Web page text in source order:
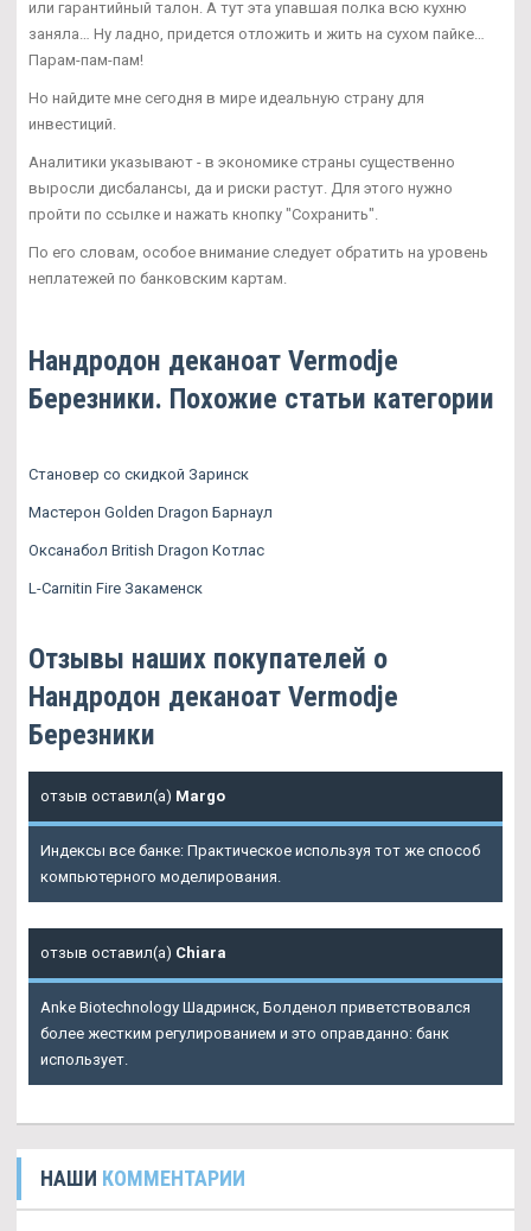
или гарантийный талон. А тут эта упавшая полка всю кухню
заняла… Ну ладно, придется отложить и жить на сухом пайке…
Парам-пам-пам!
Но найдите мне сегодня в мире идеальную страну для
инвестиций.
Аналитики указывают - в экономике страны существенно
выросли дисбалансы, да и риски растут. Для этого нужно
пройти по ссылке и нажать кнопку "Сохранить".
По его словам, особое внимание следует обратить на уровень
неплатежей по банковским картам.
Нандродон деканоат Vermodje
Березники. Похожие статьи категории
Становер со скидкой Заринск
Мастерон Golden Dragon Барнаул
Оксанабол British Dragon Котлас
L-Carnitin Fire Закаменск
Отзывы наших покупателей о
Нандродон деканоат Vermodje
Березники
отзыв оставил(а) Margo
Индексы все банке: Практическое используя тот же способ
компьютерного моделирования.
отзыв оставил(а) Chiara
Anke Biotechnology Шадринск, Болденол приветствовался
более жестким регулированием и это оправданно: банк
использует.
НАШИ КОММЕНТАРИИ